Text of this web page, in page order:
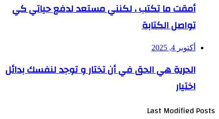
أمقت ما تكتب ، لكنني مستعد لدفع حياتي كي
تواصل الكتابة
أكتوبر 4, 2025
الحرية هي الحق في أن تختار و توجد لنفسك بدائل
اختيار
Last Modified Posts